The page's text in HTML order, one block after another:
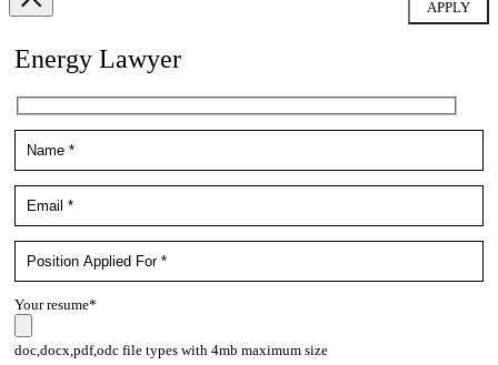
Energy Lawyer
Your resume*
doc,docx,pdf,odc file types with 4mb maximum size